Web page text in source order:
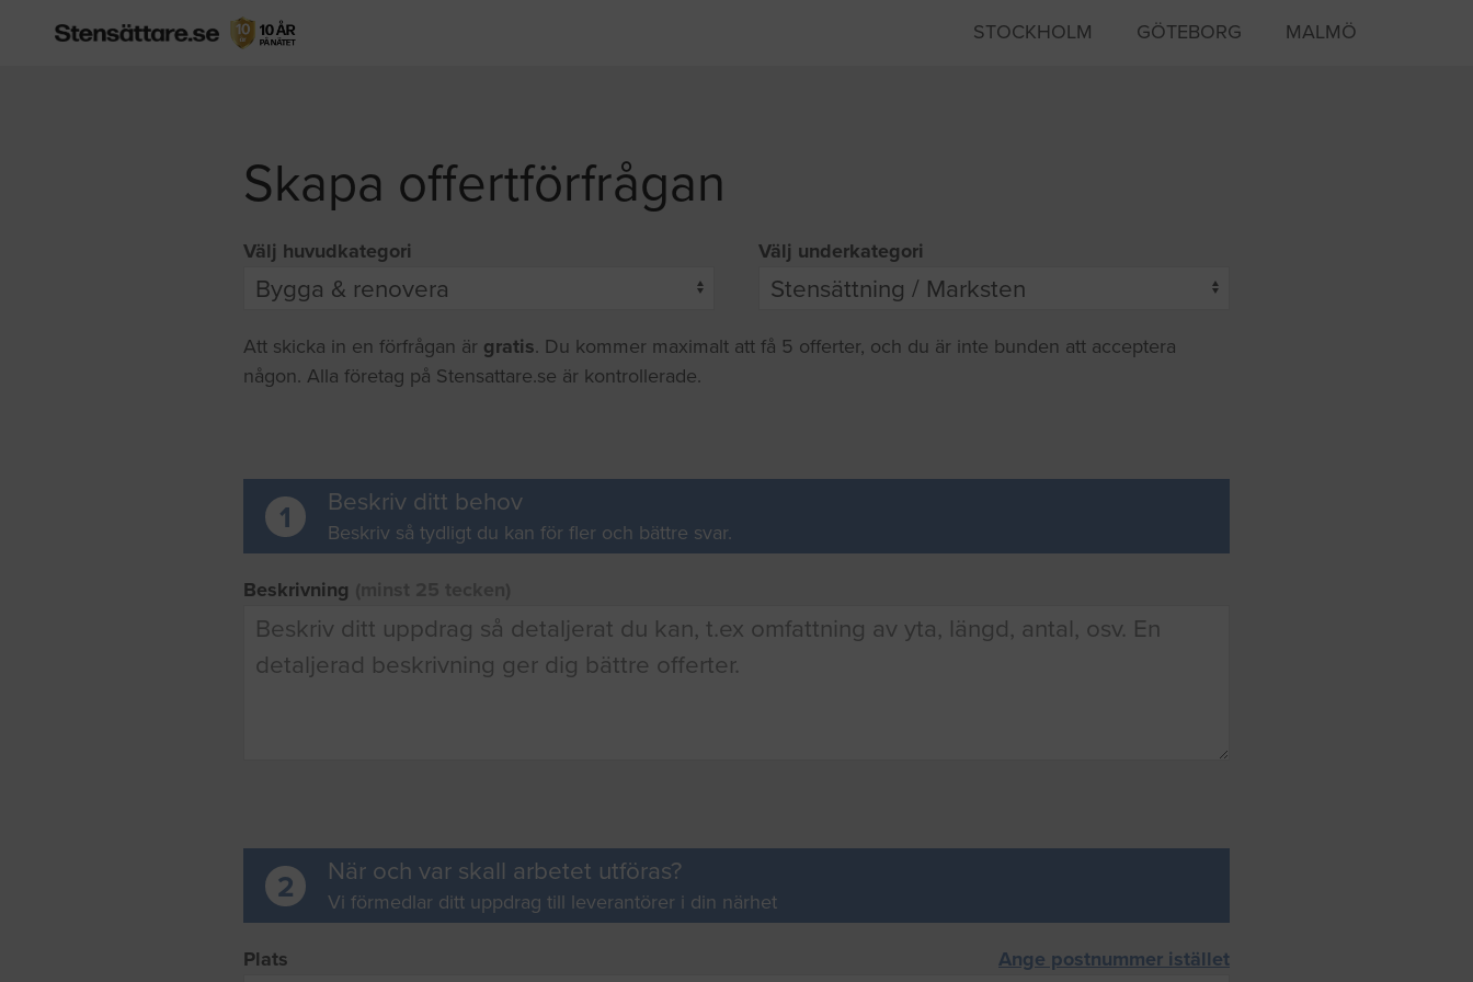
STOCKHOLM GÖTEBORG MALMÖ
Skapa offertförfrågan
Välj huvudkategori Välj underkategori
Att skicka in en förfrågan är gratis. Du kommer maximalt att få 5 offerter, och du är inte bunden att acceptera
någon. Alla företag på Stensattare.se är kontrollerade.
1 Beskriv ditt behov
Beskriv så tydligt du kan för fler och bättre svar.
Beskrivning
2 När och var skall arbetet utföras?
Vi förmedlar ditt uppdrag till leverantörer i din närhet
Plats Ange postnummer istället